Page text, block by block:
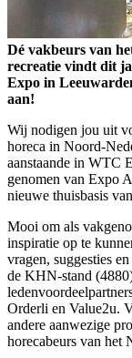
Dé vakbeurs van
recreatie vindt dit
Expo in
aan!
Wij nodigen jou uit
horeca in Noord-
aanstaande in WTC
genomen van Expo
nieuwe thuisbasis
Mooi om als
inspiratie op te
vragen, suggesties
de KHN-stand
Orderli en Value2u.
andere aanwezige
horecabeurs van het